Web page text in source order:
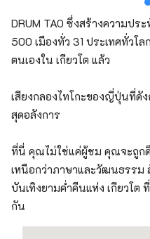
DRUM TAO ซึ่งสร้างความป
500 เมืองทั่ว 31 ประเทศทั่วโล
ตนเองใน เกียวโต แล้ว
เสียงกลองไทโกะของญี่ปุ่นที่ดั
สุดอลังการ
ที่นี่ คุณไม่ใช่แค่ผู้ชม คุณจะถูก
เหนือกว่าภาษาและวัฒนธรร
บันเทิงยามค่ำคืนแห่ง เกียวโ
กัน